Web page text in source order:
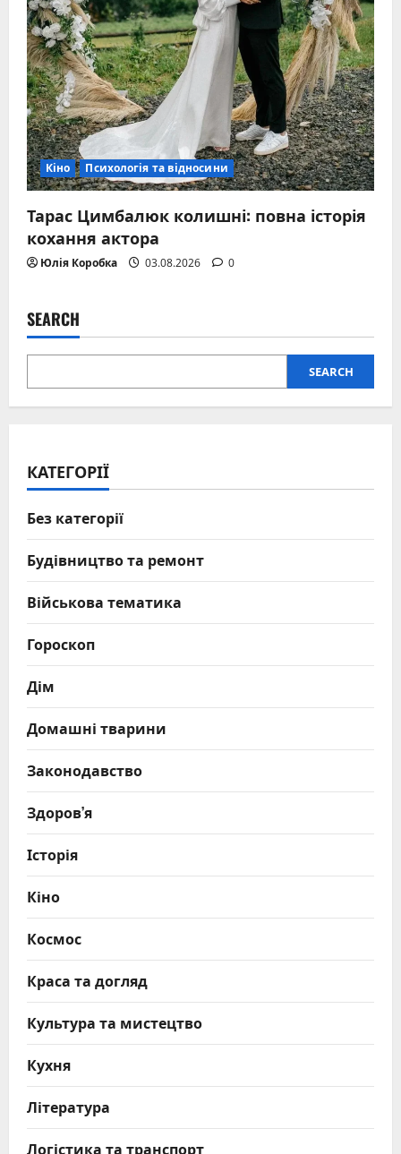
Кіно Психологія та відносини
Тарас Цимбалюк колишні: повна історія
кохання актора
Юлія Коробка 03.08.2026 0
SEARCH
SEARCH
КАТЕГОРІЇ
Без категорії
Будівництво та ремонт
Військова тематика
Гороскоп
Дім
Домашні тварини
Законодавство
Здоров’я
Історія
Кіно
Космос
Краса та догляд
Культура та мистецтво
Кухня
Література
Логістика та транспорт